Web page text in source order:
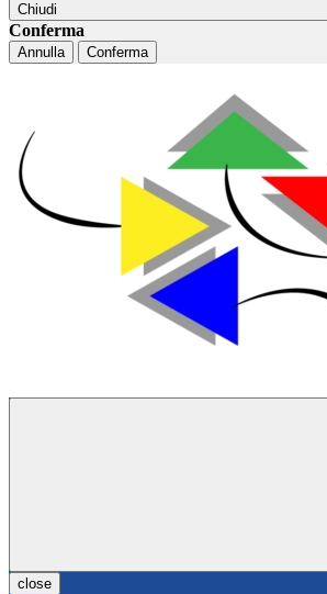
Chiudi
Conferma
Annulla Conferma
close